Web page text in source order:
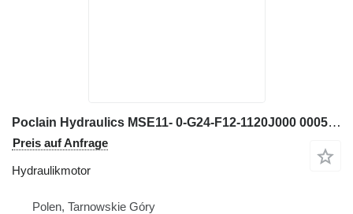
Poclain Hydraulics MSE11- 0-G24-F12-1120J000 000543858 Hydraulikmotor für Bagger
Preis auf Anfrage
Hydraulikmotor
Polen, Tarnowskie Góry